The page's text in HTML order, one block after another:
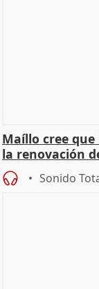
Maíllo cree
la renovación
Sonido